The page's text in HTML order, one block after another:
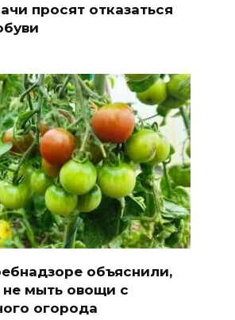
просят отказаться
объяснили,
мыть овощи с
огорода